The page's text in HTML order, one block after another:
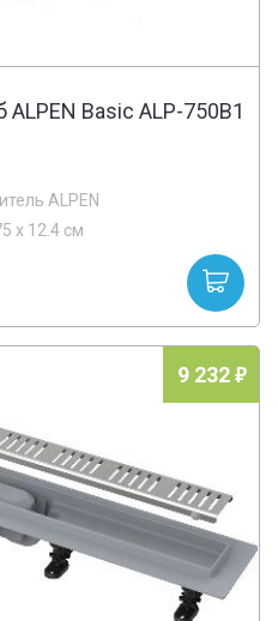
Basic ALP-750B1
ALPEN
x 12.4 см
9 232